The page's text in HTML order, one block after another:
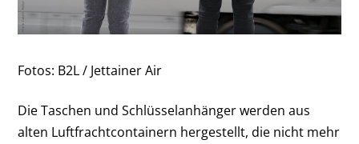
Fotos: B2L / Jettainer Air
Die Taschen und Schlüsselanhänger werden aus
alten Luftfrachtcontainern hergestellt, die nicht mehr